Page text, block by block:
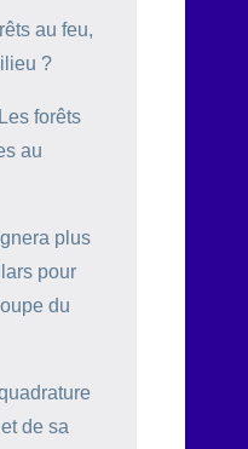
au feu,
?
Les forêts
au
plus
pour
du
de sa